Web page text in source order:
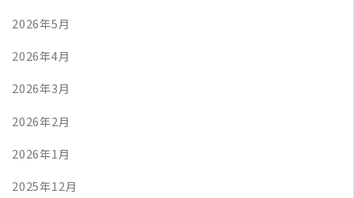
2026年5月
2026年4月
2026年3月
2026年2月
2026年1月
2025年12月